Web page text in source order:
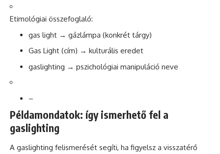
Etimológiai összefoglaló:
gas light → gázlámpa (konkrét tárgy)
Gas Light (cím) → kulturális eredet
gaslighting → pszichológiai manipuláció neve
–
Példamondatok: így ismerhető fel a
gaslighting
A gaslighting felismerését segíti, ha figyelsz a visszatérő